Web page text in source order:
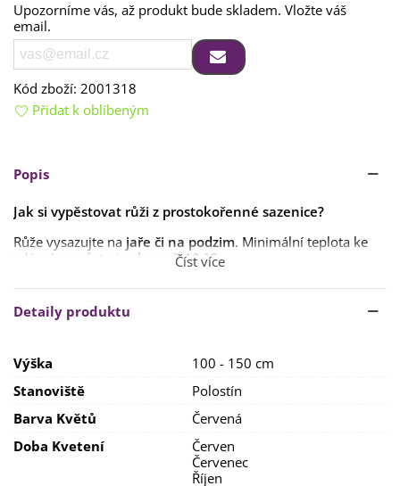
Upozorníme vás, až produkt bude skladem. Vložte váš
email.
Kód zboží: 2001318
Přidat k oblíbeným
Popis
Jak si vypěstovat růži z prostokořenné sazenice?
Růže vysazujte na jaře či na podzim. Minimální teplota ke
zdárnému růstu je
alespoň 10 °C.
Růžím dopřejtedostatek prostoru, minimálně50 cm mezi
jednotlivými rostlinami
hloubce 50 cm.
zapravte
dlouhodobě působícíhnojivo . Vhodná je
např.
rohovina . Půda by měla být mírně kyselá s příměsí
písku.
Stanoviště by mělo být
slunečné, příp.
Číst více
Detaily produktu
Výška
100 - 150 cm
Stanoviště
Polostín
Barva Květů
Červená
Doba Kvetení
Červen
Červenec
Říjen